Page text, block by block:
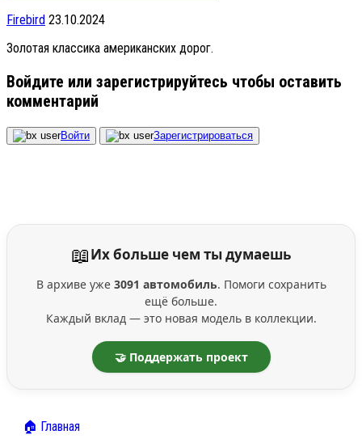
Firebird 23.10.2024
Золотая классика американских дорог.
Войдите или зарегистрируйтесь чтобы оставить
комментарий
Войти Зарегистрироваться
📖Их больше чем ты думаешь
В архиве уже 3091 автомобиль. Помоги сохранить
ещё больше.
Каждый вклад — это новая модель в коллекции.
🤝 Поддержать проект
🏠 Главная